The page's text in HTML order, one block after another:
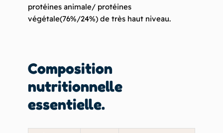
protéines animale/ protéines
végétale(76%/24%) de très haut niveau.
Composition
nutritionnelle
essentielle.